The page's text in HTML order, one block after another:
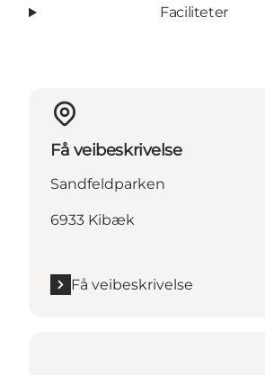
Faciliteter
Få veibeskrivelse
Sandfeldparken
6933 Kibæk
Få veibeskrivelse